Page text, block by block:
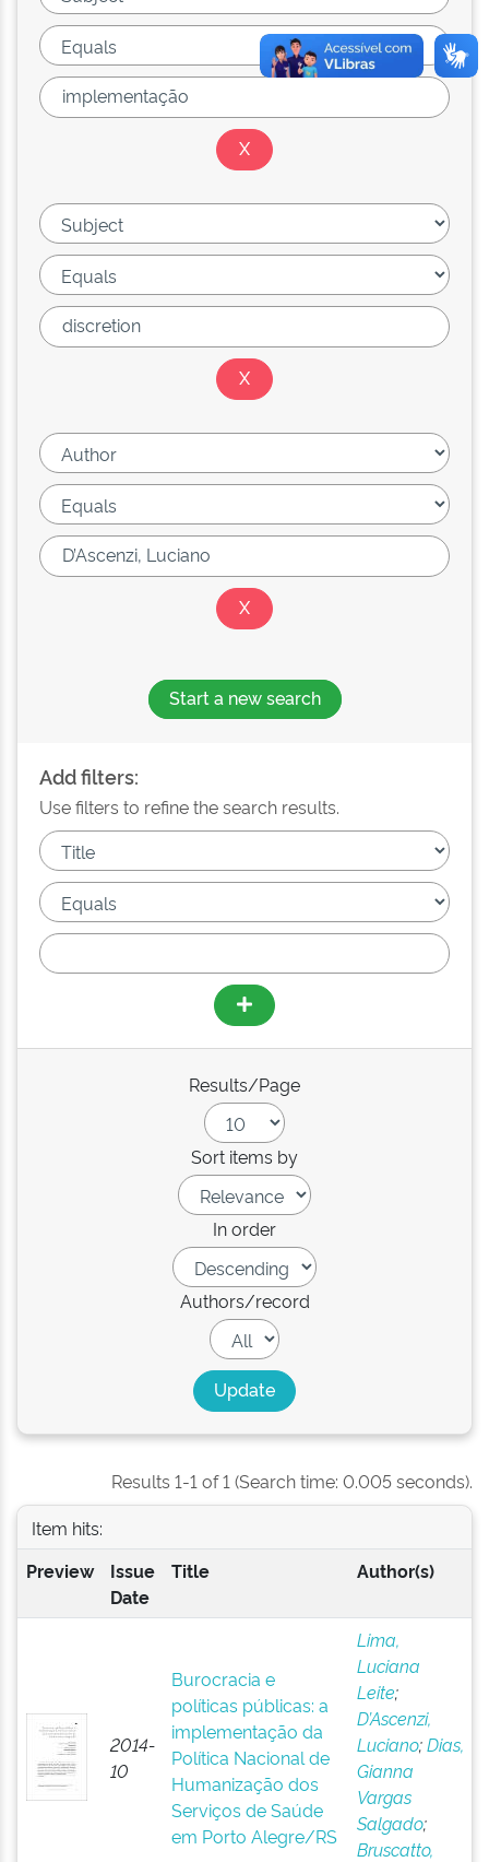
Start a new search
Add filters:
Use filters to refine the search results.
Results/Page
Sort items by
In order
Authors/record
Results 1-1 of 1 (Search time: 0.005 seconds).
Item hits:
Preview
Issue
Date
Title Author(s)
2014-
10
Burocracia e
políticas públicas: a
implementação da
Política Nacional de
Humanização dos
Serviços de Saúde
em Porto Alegre/RS
Lima,
Luciana
Leite;
D’Ascenzi,
Luciano;Dias,
Gianna
Vargas
Salgado;
Bruscatto,